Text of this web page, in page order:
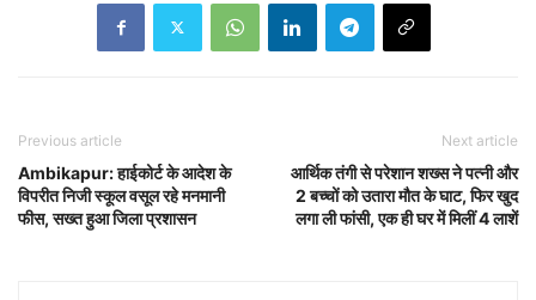
Previous article
Ambikapur: हाईकोर्ट के आदेश के
विपरीत निजी स्कूल वसूल रहे मनमानी
फीस, सख्त हुआ जिला प्रशासन
Next article
आर्थिक तंगी से परेशान शख्स ने पत्नी और
2 बच्चों को उतारा मौत के घाट, फिर खुद
लगा ली फांसी, एक ही घर में मिलीं 4 लाशें